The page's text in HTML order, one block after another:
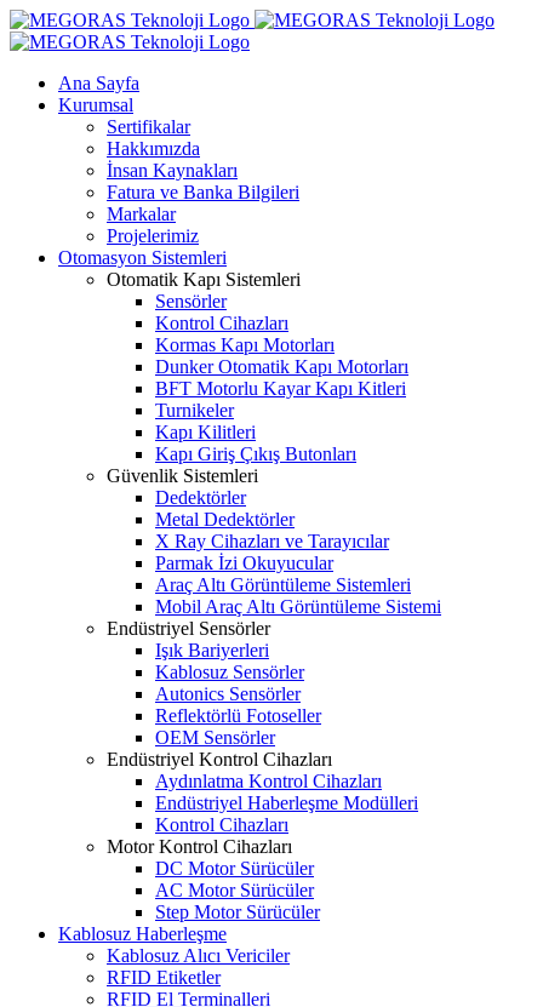
Skip
to
Ana Sayfa
Kurumsal
Sertifikalar
Hakkımızda
İnsan Kaynakları
Fatura ve Banka Bilgileri
Markalar
Projelerimiz
Otomasyon Sistemleri
Otomatik Kapı Sistemleri
Sensörler
Kontrol Cihazları
Kormas Kapı Motorları
Dunker Otomatik Kapı Motorları
BFT Motorlu Kayar Kapı Kitleri
Turnikeler
Kapı Kilitleri
Kapı Giriş Çıkış Butonları
Güvenlik Sistemleri
Dedektörler
Metal Dedektörler
X Ray Cihazları ve Tarayıcılar
Parmak İzi Okuyucular
Araç Altı Görüntüleme Sistemleri
Mobil Araç Altı Görüntüleme Sistemi
Endüstriyel Sensörler
Işık Bariyerleri
Kablosuz Sensörler
Autonics Sensörler
Reflektörlü Fotoseller
OEM Sensörler
Endüstriyel Kontrol Cihazları
Aydınlatma Kontrol Cihazları
Endüstriyel Haberleşme Modülleri
Kontrol Cihazları
Motor Kontrol Cihazları
DC Motor Sürücüler
AC Motor Sürücüler
Step Motor Sürücüler
Kablosuz Haberleşme
Kablosuz Alıcı Vericiler
RFID Etiketler
RFID El Terminalleri